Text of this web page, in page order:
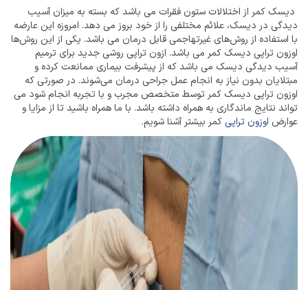
دیسک کمر از اختلالات ستون فقرات می باشد که بسته به میزان آسیب
دیدگی در دیسک، علائم مختلفی را از خود بروز می دهد. امروزه این عارضه
با استفاده از روش‌های غیرتهاجمی قابل درمان می باشد. یکی از این روش‌ها
اوزون تراپی دیسک کمر می باشد. ازون تراپی روشی جدید برای ترمیم
آسیب دیدگی دیسک می باشد که از پیشرفت بیماری ممانعت کرده و
مبتلایان بدون نیاز به انجام عمل جراحی درمان می‌شوند. در صورتی که
اوزون تراپی دیسک کمر توسط متخصص مجرب و با تجربه انجام شود می
تواند نتایج ماندگاری به همراه داشته باشد. با ما همراه باشید تا از مزایا و
عوارض اوزون تراپی کمر بیشتر آشنا شویم.